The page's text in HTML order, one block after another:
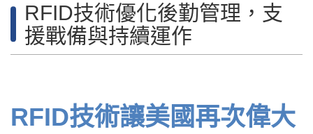
RFID技術優化後勤管理，支
援戰備與持續運作
RFID技術讓美國再次偉大